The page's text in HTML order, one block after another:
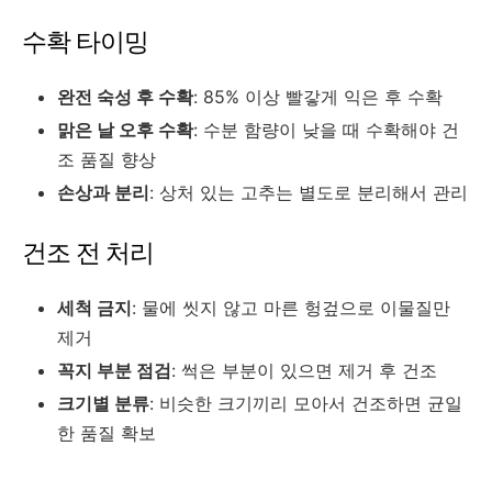
수확 타이밍
완전 숙성 후 수확: 85% 이상 빨갛게 익은 후 수확
맑은 날 오후 수확: 수분 함량이 낮을 때 수확해야 건
조 품질 향상
손상과 분리: 상처 있는 고추는 별도로 분리해서 관리
건조 전 처리
세척 금지: 물에 씻지 않고 마른 헝겊으로 이물질만
제거
꼭지 부분 점검: 썩은 부분이 있으면 제거 후 건조
크기별 분류: 비슷한 크기끼리 모아서 건조하면 균일
한 품질 확보